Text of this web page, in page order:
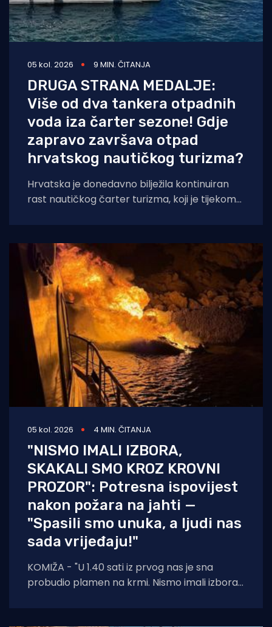
05 kol. 2026 9 MIN. ČITANJA
DRUGA STRANA MEDALJE:
Više od dva tankera otpadnih
voda iza čarter sezone! Gdje
zapravo završava otpad
hrvatskog nautičkog turizma?
Hrvatska je donedavno bilježila kontinuiran
rast nautičkog čarter turizma, koji je tijekom
05 kol. 2026 4 MIN. ČITANJA
"NISMO IMALI IZBORA,
SKAKALI SMO KROZ KROVNI
PROZOR": Potresna ispovijest
nakon požara na jahti —
"Spasili smo unuka, a ljudi nas
sada vrijeđaju!"
KOMIŽA - "U 1.40 sati iz prvog nas je sna
probudio plamen na krmi. Nismo imali izbora